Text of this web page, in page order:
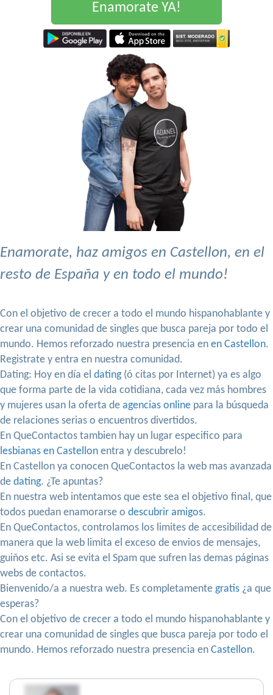
Enamorate YA!
Enamorate, haz amigos en Castellon, en el
resto de España y en todo el mundo!
Con el objetivo de crecer a todo el mundo hispanohablante y
crear una comunidad de singles que busca pareja por todo el
mundo. Hemos reforzado nuestra presencia en en Castellon.
Registrate y entra en nuestra comunidad.
Dating: Hoy en día el dating(ó citas por Internet) ya es algo
que forma parte de la vida cotidiana, cada vez más hombres
y mujeres usan la oferta de agencias online para la búsqueda
de relaciones serias o encuentros divertidos.
En QueContactos tambien hay un lugar especifico para
lesbianas en Castellon entra y descubrelo!
En Castellon ya conocen QueContactos la web mas avanzada
de dating. ¿Te apuntas?
En nuestra web intentamos que este sea el objetivo final, que
todos puedan enamorarse o descubrir amigos.
En QueContactos, controlamos los limites de accesibilidad de
manera que la web limita el exceso de envios de mensajes,
guiños etc. Asi se evita el Spam que sufren las demas páginas
webs de contactos.
Bienvenido/a a nuestra web. Es completamente gratis ¿a que
esperas?
Con el objetivo de crecer a todo el mundo hispanohablante y
crear una comunidad de singles que busca pareja por todo el
mundo. Hemos reforzado nuestra presencia en Castellon.